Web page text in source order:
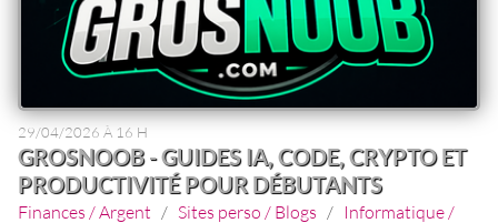
29/04/2026 À 16 H
GROSNOOB - GUIDES IA, CODE, CRYPTO ET
PRODUCTIVITÉ POUR DÉBUTANTS
Finances / Argent / Sites perso / Blogs / Informatique /